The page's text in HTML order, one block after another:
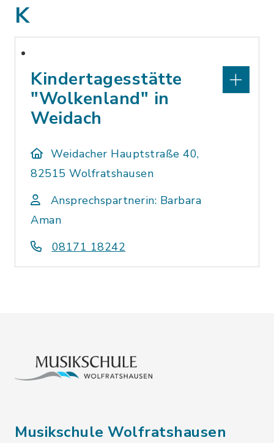
K
Kindertagesstätte
"Wolkenland" in
Weidach
Weidacher Hauptstraße 40,
82515 Wolfratshausen
Ansprechspartnerin: Barbara
Aman
08171 18242
Musikschule Wolfratshausen